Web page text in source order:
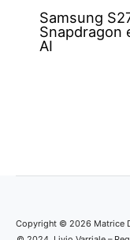
Samsung
Snapdragon
AI
Copyright © 2026 Matrice